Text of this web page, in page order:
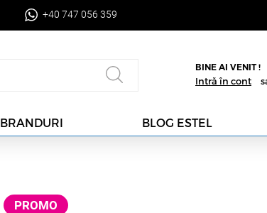
+40 747 056 359
BINE AI VENIT !
Intră în cont
BRANDURI BLOG ESTEL
PROMO